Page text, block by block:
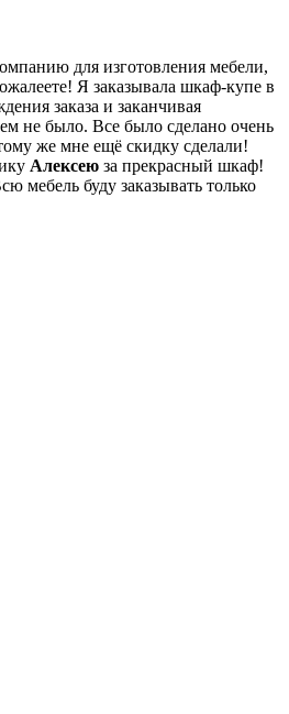
для изготовления мебели,
Я заказывала шкаф-купе в
заказа и заканчивая
не было. Все было сделано очень
же мне ещё скидку сделали!
Алексею за прекрасный шкаф!
мебель буду заказывать только